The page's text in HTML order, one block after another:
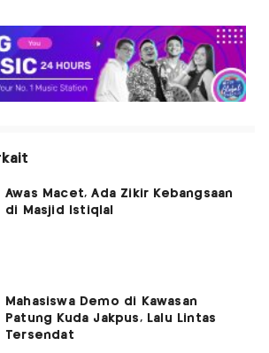
Awas Macet, Ada Zikir Kebangsaan
di Masjid Istiqlal
Mahasiswa Demo di Kawasan
Patung Kuda Jakpus, Lalu Lintas
Tersendat